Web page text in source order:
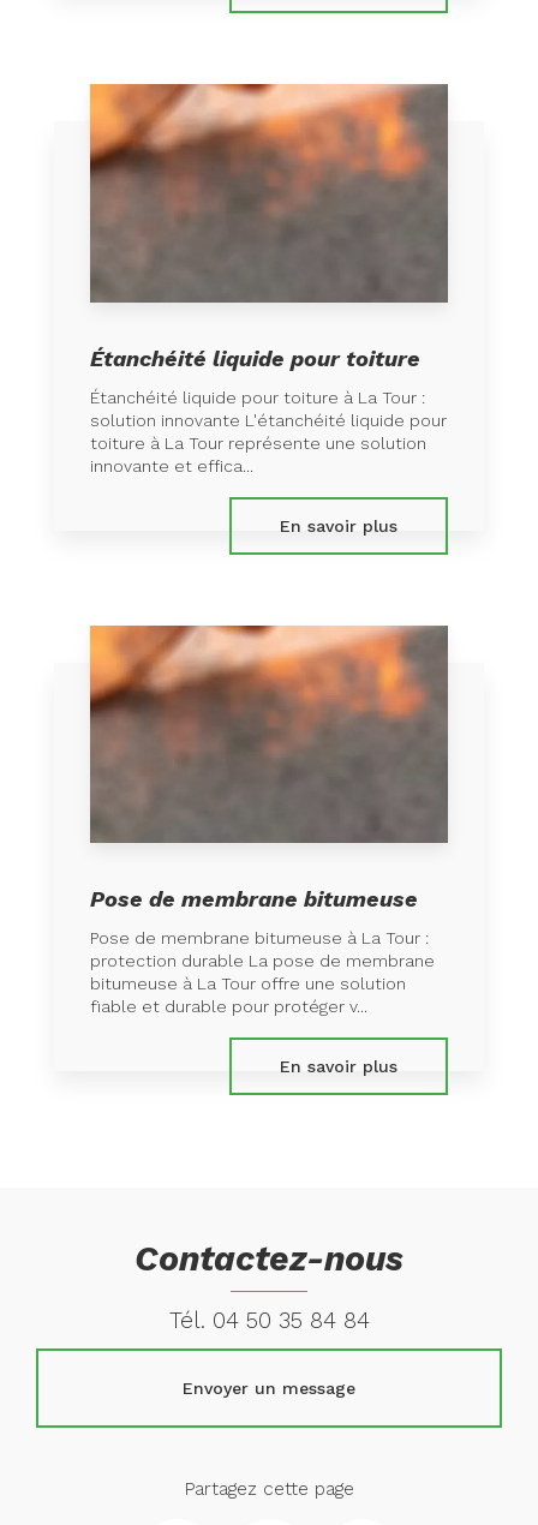
Étanchéité liquide pour toiture
Étanchéité liquide pour toiture à La Tour :
solution innovante L'étanchéité liquide pour
toiture à La Tour représente une solution
innovante et effica...
En savoir plus
Pose de membrane bitumeuse
Pose de membrane bitumeuse à La Tour :
protection durable La pose de membrane
bitumeuse à La Tour offre une solution
fiable et durable pour protéger v...
En savoir plus
Contactez-nous
Tél. 04 50 35 84 84
Envoyer un message
Partagez cette page